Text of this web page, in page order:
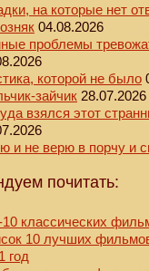
на которые нет
04.08.2026
проблемы
которой не было
зайчик 28.07.2026
взялся этот
и не верю в порчу и
почитать:
10 классических
10 лучших
год